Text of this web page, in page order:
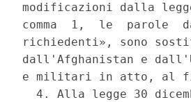
modificazioni dalla
comma  1,  le  parole
richiedenti», sono
dall'Afghanistan e
e militari in atto, al
4. Alla legge 30